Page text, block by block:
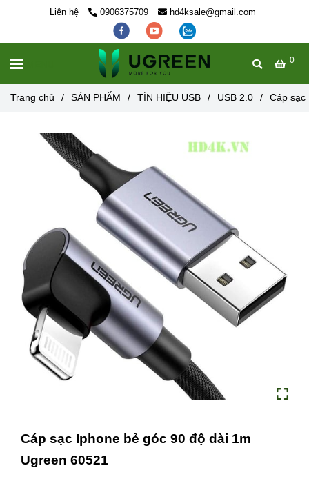
Liên hệ 0906375709 hd4ksale@gmail.com
0
Trang chủ / SẢN PHẨM / TÍN HIỆU USB / USB 2.0 / Cáp sạc
Cáp sạc Iphone bẻ góc 90 độ dài 1m
Ugreen 60521